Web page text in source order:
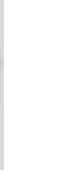
do ulubionych